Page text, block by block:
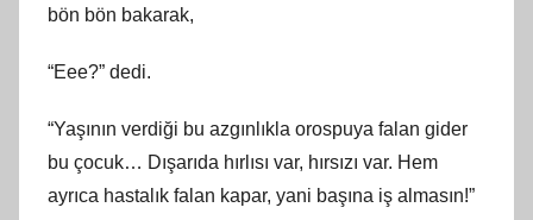
bön bön bakarak,
“Eee?” dedi.
“Yaşının verdiği bu azgınlıkla orospuya falan gider
bu çocuk… Dışarıda hırlısı var, hırsızı var. Hem
ayrıca hastalık falan kapar, yani başına iş almasın!”